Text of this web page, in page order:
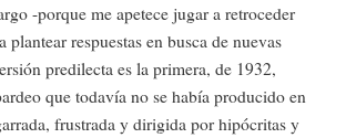
-porque me apetece jugar a retroceder
plantear respuestas en busca de nuevas
predilecta es la primera, de 1932,
que todavía no se había producido en
frustrada y dirigida por hipócritas y